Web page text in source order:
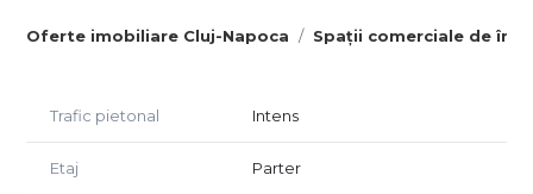
Oferte imobiliare Cluj-Napoca Spații comerciale de
apropiere se regăsesc stații de autobuz, tramvai și
Spațiul are o suprafață utilă de 60 mp și este
compartimentat într-o încăpere principală generoasă, plus
o încăpere secundară, ambele fiind potrivite atât pentru
Trafic pietonal Intens
Etaj Parter